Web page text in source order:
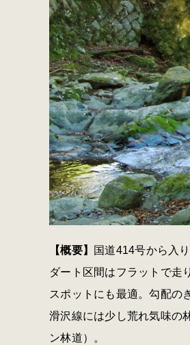
【概要】
国道414号から入
ダート区間はフラットで走
スポットにも最適。勾配の
滑沢線には少し荒れ気味の
ン林道）。